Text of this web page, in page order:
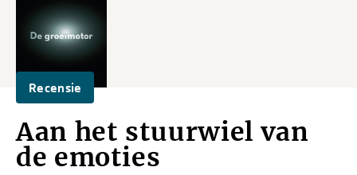
Recensie
Aan het stuurwiel van
de emoties